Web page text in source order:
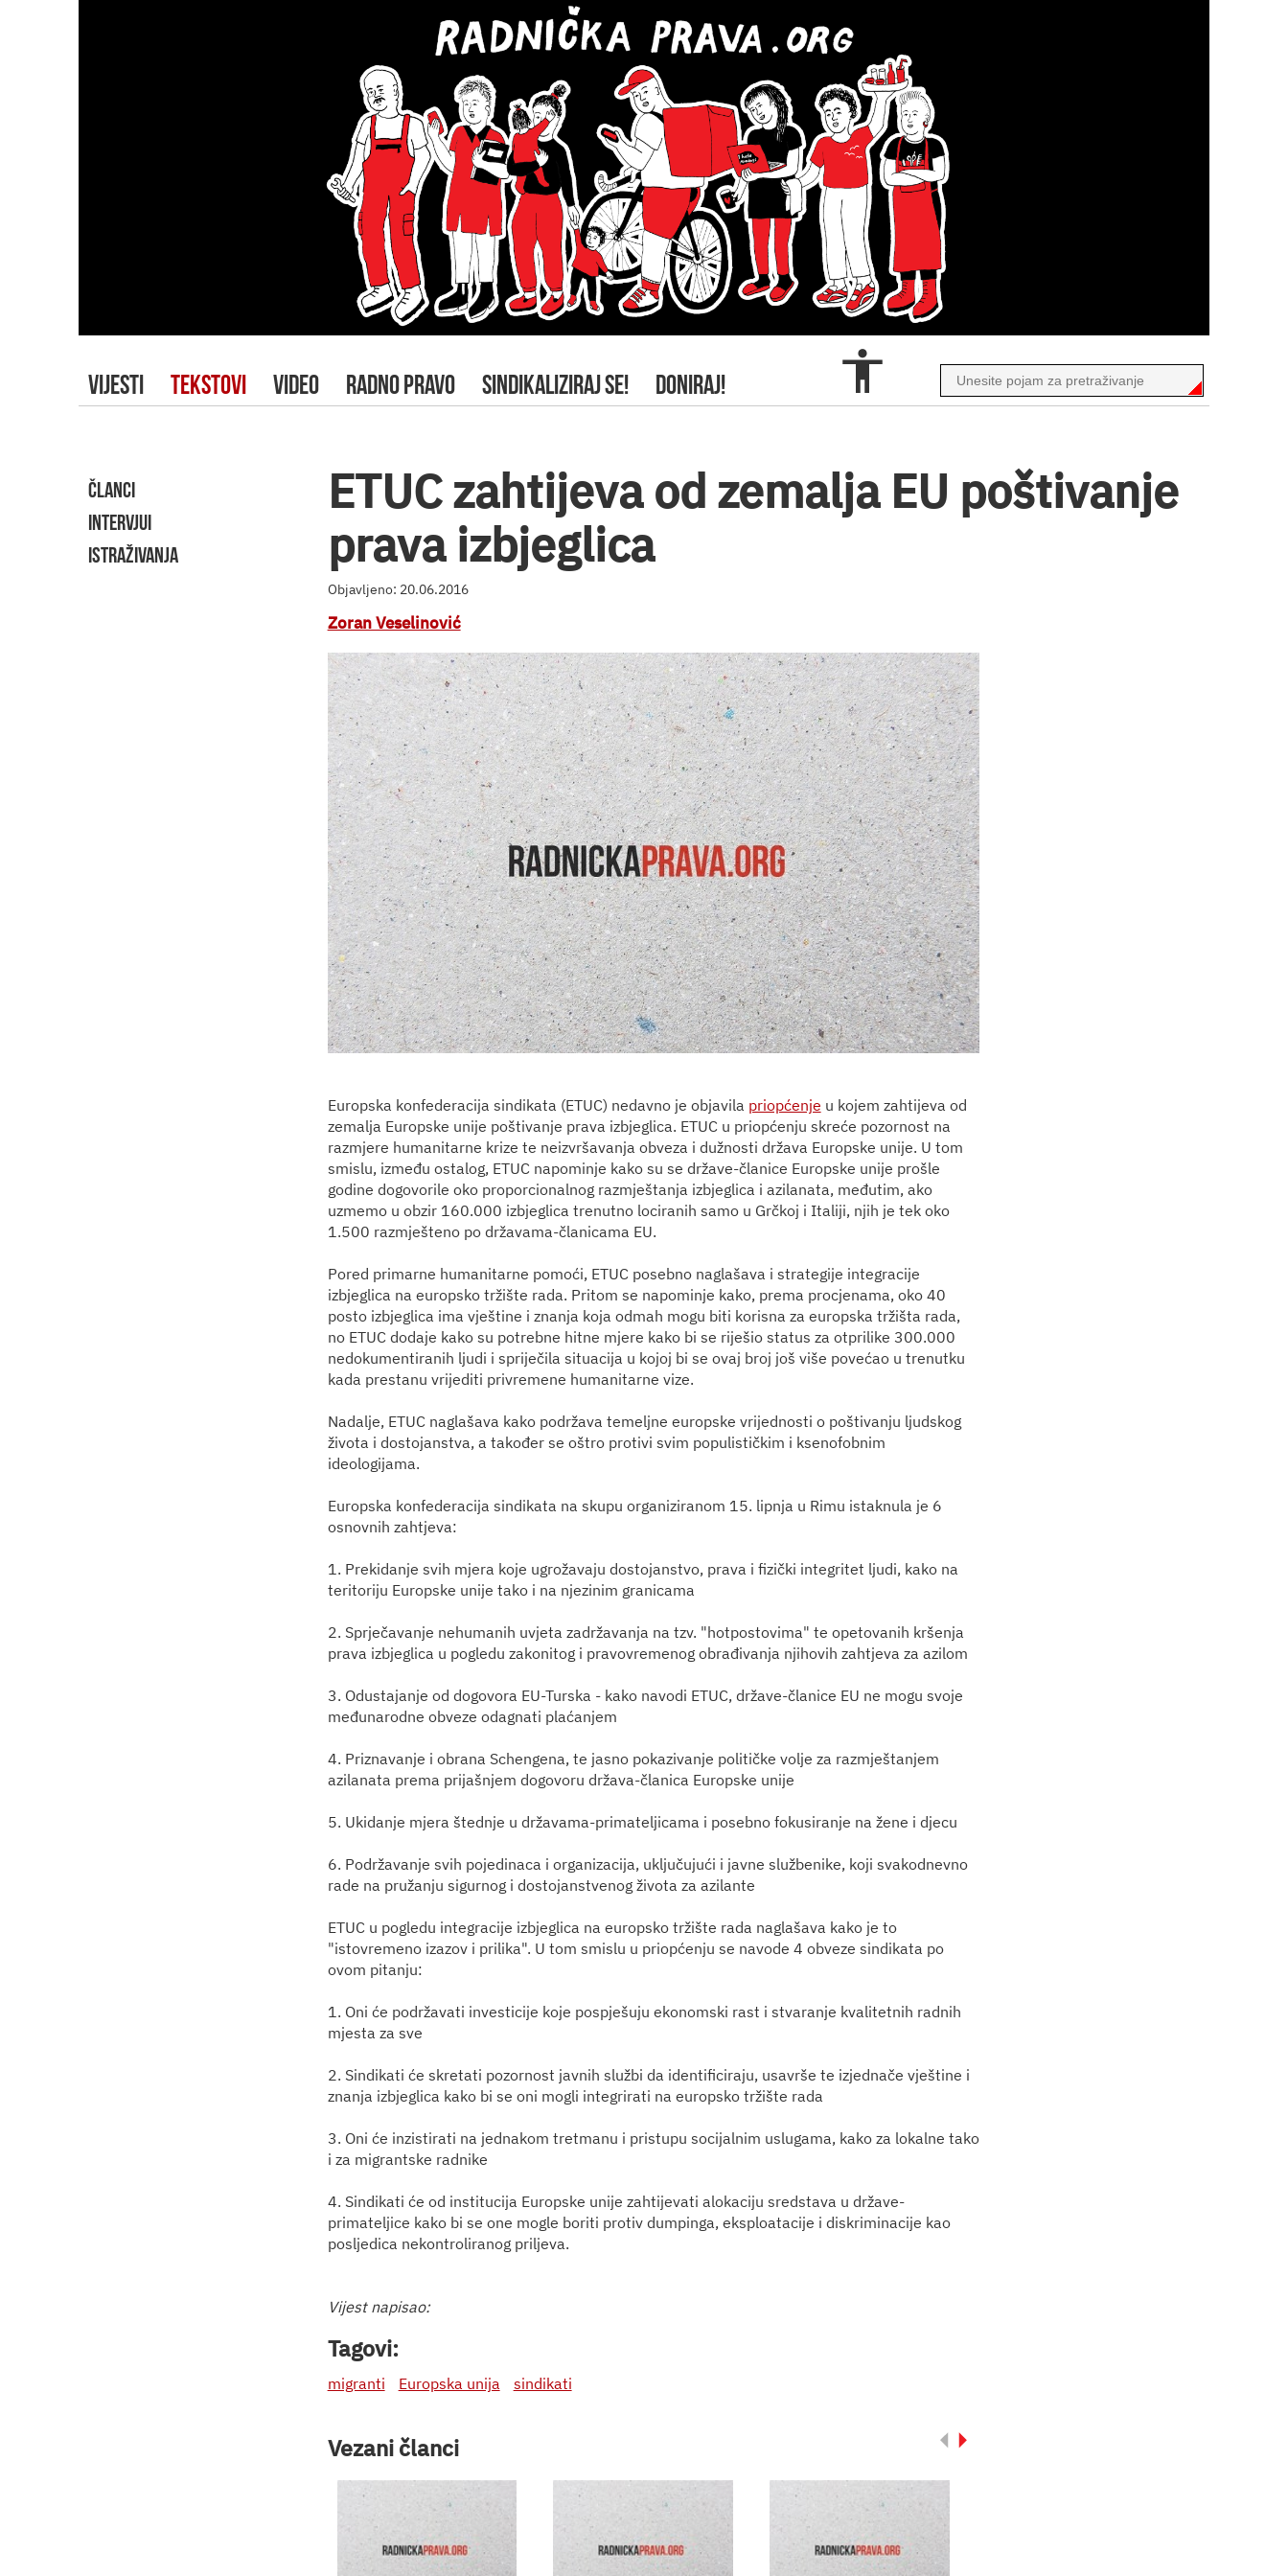
VIJESTI TEKSTOVI VIDEO RADNO PRAVO SINDIKALIZIRAJ SE! DONIRAJ!
ČLANCI
INTERVJUI
ISTRAŽIVANJA
ETUC zahtijeva od zemalja EU poštivanje
prava izbjeglica
Objavljeno: 20.06.2016
Zoran Veselinović
Europska konfederacija sindikata (ETUC) nedavno je objavila priopćenje u kojem zahtijeva od
zemalja Europske unije poštivanje prava izbjeglica. ETUC u priopćenju skreće pozornost na
razmjere humanitarne krize te neizvršavanja obveza i dužnosti država Europske unije. U tom
smislu, između ostalog, ETUC napominje kako su se države-članice Europske unije prošle
godine dogovorile oko proporcionalnog razmještanja izbjeglica i azilanata, međutim, ako
uzmemo u obzir 160.000 izbjeglica trenutno lociranih samo u Grčkoj i Italiji, njih je tek oko
1.500 razmješteno po državama-članicama EU.
Pored primarne humanitarne pomoći, ETUC posebno naglašava i strategije integracije
izbjeglica na europsko tržište rada. Pritom se napominje kako, prema procjenama, oko 40
posto izbjeglica ima vještine i znanja koja odmah mogu biti korisna za europska tržišta rada,
no ETUC dodaje kako su potrebne hitne mjere kako bi se riješio status za otprilike 300.000
nedokumentiranih ljudi i spriječila situacija u kojoj bi se ovaj broj još više povećao u trenutku
kada prestanu vrijediti privremene humanitarne vize.
Nadalje, ETUC naglašava kako podržava temeljne europske vrijednosti o poštivanju ljudskog
života i dostojanstva, a također se oštro protivi svim populističkim i ksenofobnim
ideologijama.
Europska konfederacija sindikata na skupu organiziranom 15. lipnja u Rimu istaknula je 6
osnovnih zahtjeva:
1. Prekidanje svih mjera koje ugrožavaju dostojanstvo, prava i fizički integritet ljudi, kako na
teritoriju Europske unije tako i na njezinim granicama
2. Sprječavanje nehumanih uvjeta zadržavanja na tzv. "hotpostovima" te opetovanih kršenja
prava izbjeglica u pogledu zakonitog i pravovremenog obrađivanja njihovih zahtjeva za azilom
3. Odustajanje od dogovora EU-Turska - kako navodi ETUC, države-članice EU ne mogu svoje
međunarodne obveze odagnati plaćanjem
4. Priznavanje i obrana Schengena, te jasno pokazivanje političke volje za razmještanjem
azilanata prema prijašnjem dogovoru država-članica Europske unije
5. Ukidanje mjera štednje u državama-primateljicama i posebno fokusiranje na žene i djecu
6. Podržavanje svih pojedinaca i organizacija, uključujući i javne službenike, koji svakodnevno
rade na pružanju sigurnog i dostojanstvenog života za azilante
ETUC u pogledu integracije izbjeglica na europsko tržište rada naglašava kako je to
"istovremeno izazov i prilika". U tom smislu u priopćenju se navode 4 obveze sindikata po
ovom pitanju:
1. Oni će podržavati investicije koje pospješuju ekonomski rast i stvaranje kvalitetnih radnih
mjesta za sve
2. Sindikati će skretati pozornost javnih službi da identificiraju, usavrše te izjednače vještine i
znanja izbjeglica kako bi se oni mogli integrirati na europsko tržište rada
3. Oni će inzistirati na jednakom tretmanu i pristupu socijalnim uslugama, kako za lokalne tako
i za migrantske radnike
4. Sindikati će od institucija Europske unije zahtijevati alokaciju sredstava u države-
primateljice kako bi se one mogle boriti protiv dumpinga, eksploatacije i diskriminacije kao
posljedica nekontroliranog priljeva.
Vijest napisao:
Tagovi:
migranti Europska unija sindikati
Vezani članci